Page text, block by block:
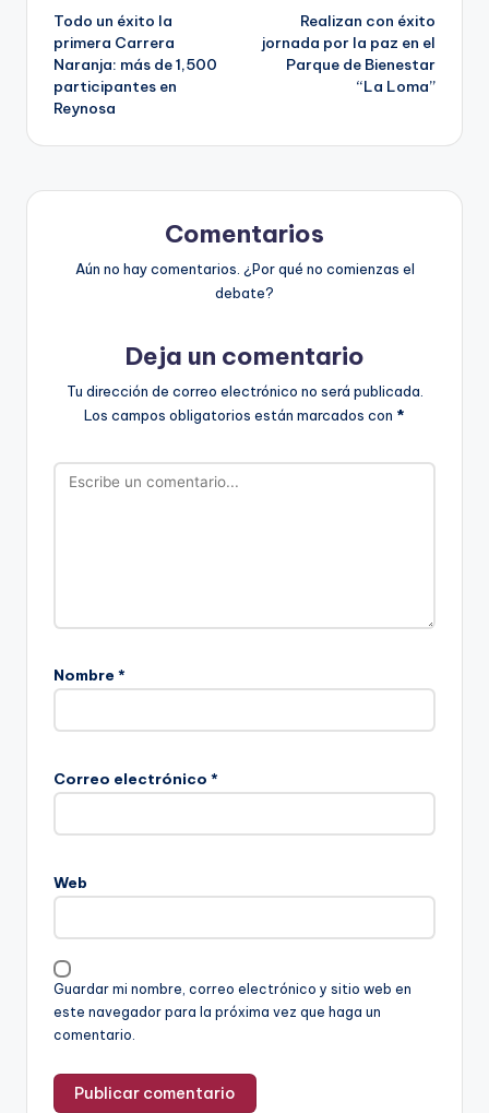
de
entradas
Todo un éxito la
primera Carrera
Naranja: más de 1,500
participantes en
Reynosa
Realizan con éxito
jornada por la paz en el
Parque de Bienestar
“La Loma”
Comentarios
Aún no hay comentarios. ¿Por qué no comienzas el
debate?
Deja un comentario
Tu dirección de correo electrónico no será publicada.
Los campos obligatorios están marcados con *
Nombre *
Correo electrónico *
Web
Guardar mi nombre, correo electrónico y sitio web en
este navegador para la próxima vez que haga un
comentario.